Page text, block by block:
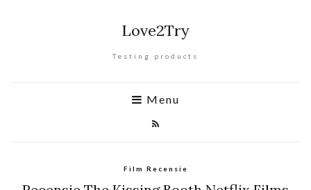
Love2Try
Testing products
Menu
Film Recensie